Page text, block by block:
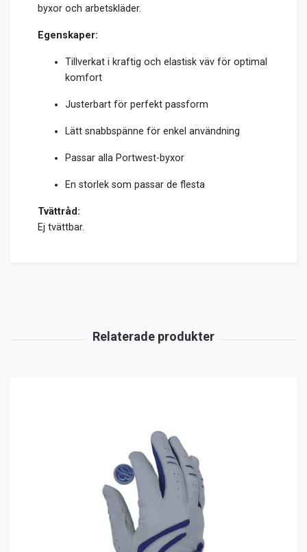
byxor och arbetskläder.
Egenskaper:
Tillverkat i kraftig och elastisk väv för optimal
komfort
Justerbart för perfekt passform
Lätt snabbspänne för enkel användning
Passar alla Portwest-byxor
En storlek som passar de flesta
Tvättråd:
Ej tvättbar.